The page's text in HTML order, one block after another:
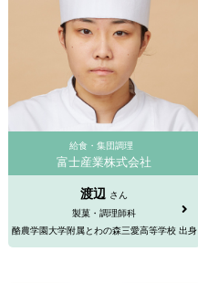
給食・集団調理
富士産業株式会社
渡辺
さん
製菓・調理師科
酪農学園大学附属とわの森三愛高等学校 出身